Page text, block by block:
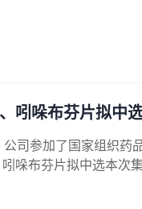
吲哚布芬片拟中
司参加了国家组织
哚布芬片拟中选本次